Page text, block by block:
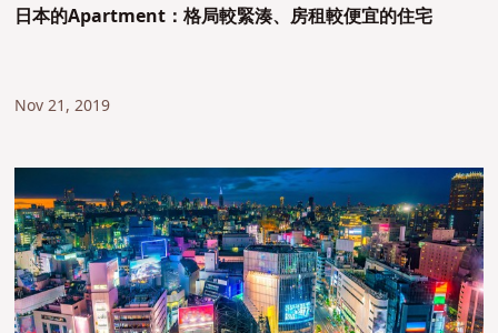
日本的Apartment：格局較緊湊、房租較便宜的住宅
Nov 21, 2019